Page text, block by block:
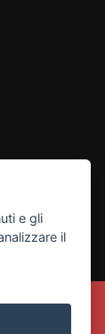
e gli
il